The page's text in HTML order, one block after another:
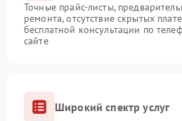
Точные прайс-листы,
ремонта, отсутствие скрытых
бесплатной консультации по
сайте
Широкий спектр услуг